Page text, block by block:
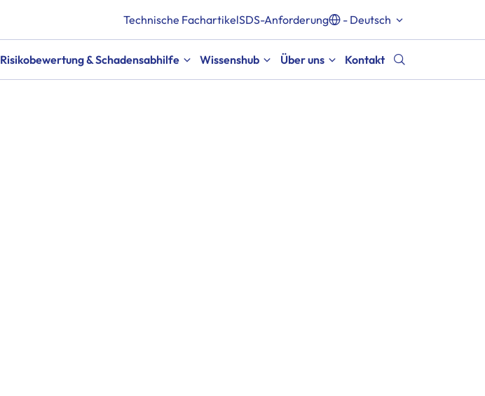
Technische FachartikelSDS-Anforderung - Deutsch
Risikobewertung & Schadensabhilfe Wissenshub Über uns Kontakt